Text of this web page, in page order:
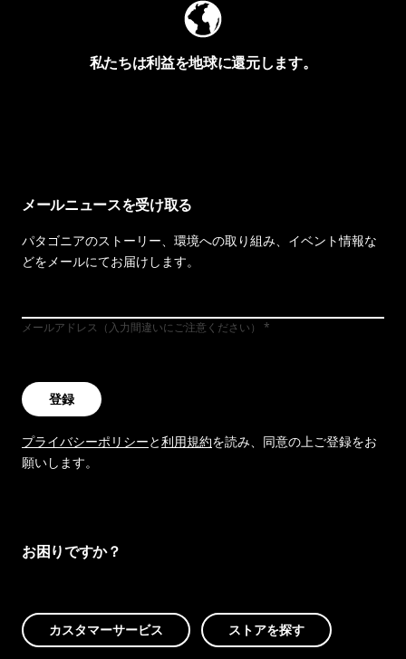
私たちは利益を地球に還元します。
メールニュースを受け取る
パタゴニアのストーリー、環境への取り組み、イベント情報な
どをメールにてお届けします。
メールアドレス（入力間違いにご注意ください）
登録
プライバシーポリシーと利用規約を読み、同意の上ご登録をお
願いします。
お困りですか？
カスタマーサービス ストアを探す